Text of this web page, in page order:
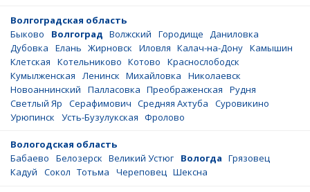
Волгоградская область
Быково
Волгоград Волжский Городище Даниловка
Дубовка
Елань Жирновск Иловля Калач-на-Дону Камышин
Клетская
Котельниково Котово
Краснослободск
Кумылженская
Ленинск Михайловка
Николаевск
Новоаннинский
Палласовка Преображенская
Рудня
Светлый Яр
Серафимович Средняя Ахтуба
Суровикино
Урюпинск
Усть-Бузулукская Фролово
Вологодская область
Бабаево
Белозерск Великий Устюг Вологда Грязовец
Кадуй
Сокол Тотьма Череповец Шексна